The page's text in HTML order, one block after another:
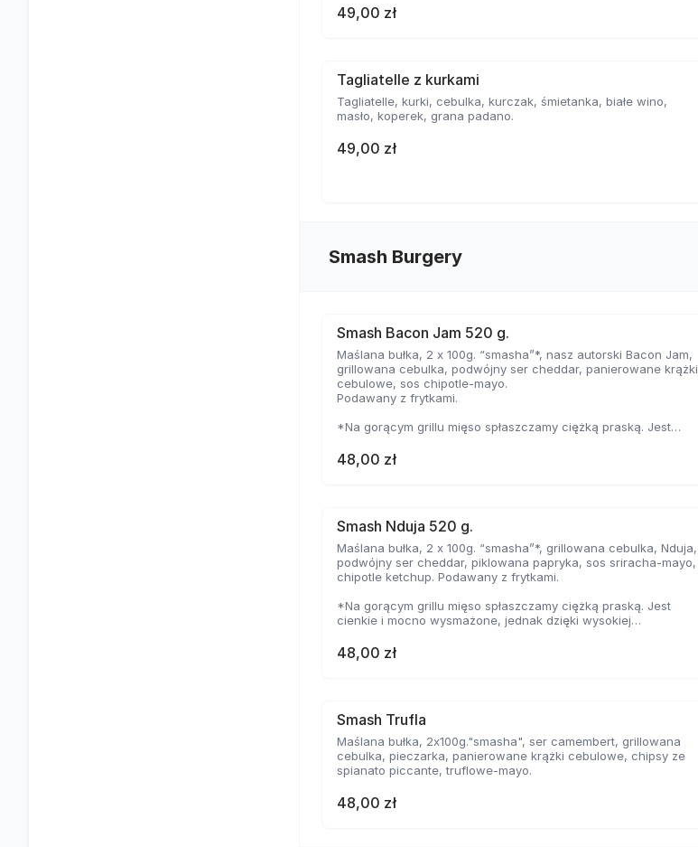
49,00 zł
Tagliatelle z kurkami
Tagliatelle, kurki, cebulka, kurczak, śmietanka, białe wino,
masło, koperek, grana padano.
49,00 zł
Smash Burgery
Smash Bacon Jam 520 g.
Maślana bułka, 2 x 100g. “smasha”*, nasz autorski Bacon Jam,
grillowana cebulka, podwójny ser cheddar, panierowane krążki
cebulowe, sos chipotle-mayo.
Podawany z frytkami.
*Na gorącym grillu mięso spłaszczamy ciężką praską. Jest
temperaturze, zyskuje jednocześnie chrupiąca skorupkę i
delikatną soczystość.
48,00 zł
Smash Nduja 520 g.
Maślana bułka, 2 x 100g. “smasha”*, grillowana cebulka, Nduja,
podwójny ser cheddar, piklowana papryka, sos sriracha-mayo,
chipotle ketchup. Podawany z frytkami.
*Na gorącym grillu mięso spłaszczamy ciężką praską. Jest
cienkie i mocno wysmażone, jednak dzięki wysokiej
delikatną soczystość.
48,00 zł
Smash Trufla
Maślana bułka, 2x100g."smasha", ser camembert, grillowana
cebulka, pieczarka, panierowane krążki cebulowe, chipsy ze
spianato piccante, truflowe-mayo.
48,00 zł